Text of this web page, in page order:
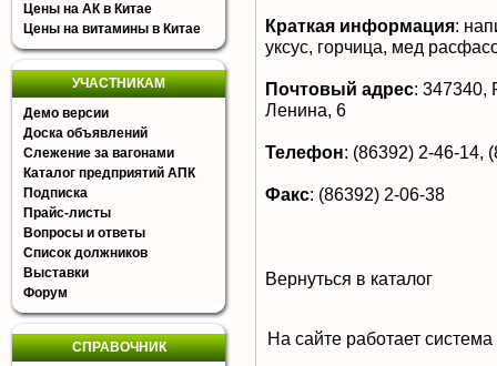
Цены на АК в Китае
Цены на витамины в Китае
УЧАСТНИКАМ
Демо версии
Доска объявлений
Слежение за вагонами
Каталог предприятий АПК
Подписка
Прайс-листы
Вопросы и ответы
Список должников
Выставки
Форум
СПРАВОЧНИК
Краткая информация:
уксус, горчица, мед
Почтовый адрес: 347340,
Ленина, 6
Телефон: (86392) 2-46-14,
Факс: (86392) 2-06-38
Вернуться в каталог
На сайте работает